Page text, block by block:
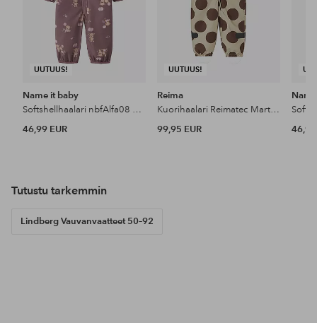
UUTUUS!
Name it baby
Softshellhaalari nbfAlfa08 Softshell Suit Aop
46,99 EUR
UUTUUS!
Reima
Kuorihaalari Reimatec Marte Mid
99,95 EUR
46,99
Tutustu tarkemmin
Lindberg Vauvanvaatteet 50–92